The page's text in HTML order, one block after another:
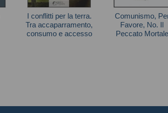
I conflitti per la terra.
Tra accaparramento,
consumo e accesso
Comunismo,
Favore, No. Il
Peccato Mortale